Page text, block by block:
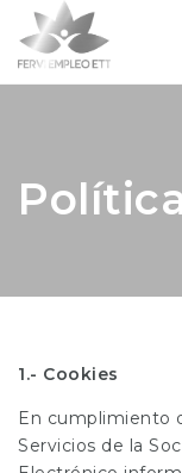
1.- Cookies
En cumplimiento
Servicios de la